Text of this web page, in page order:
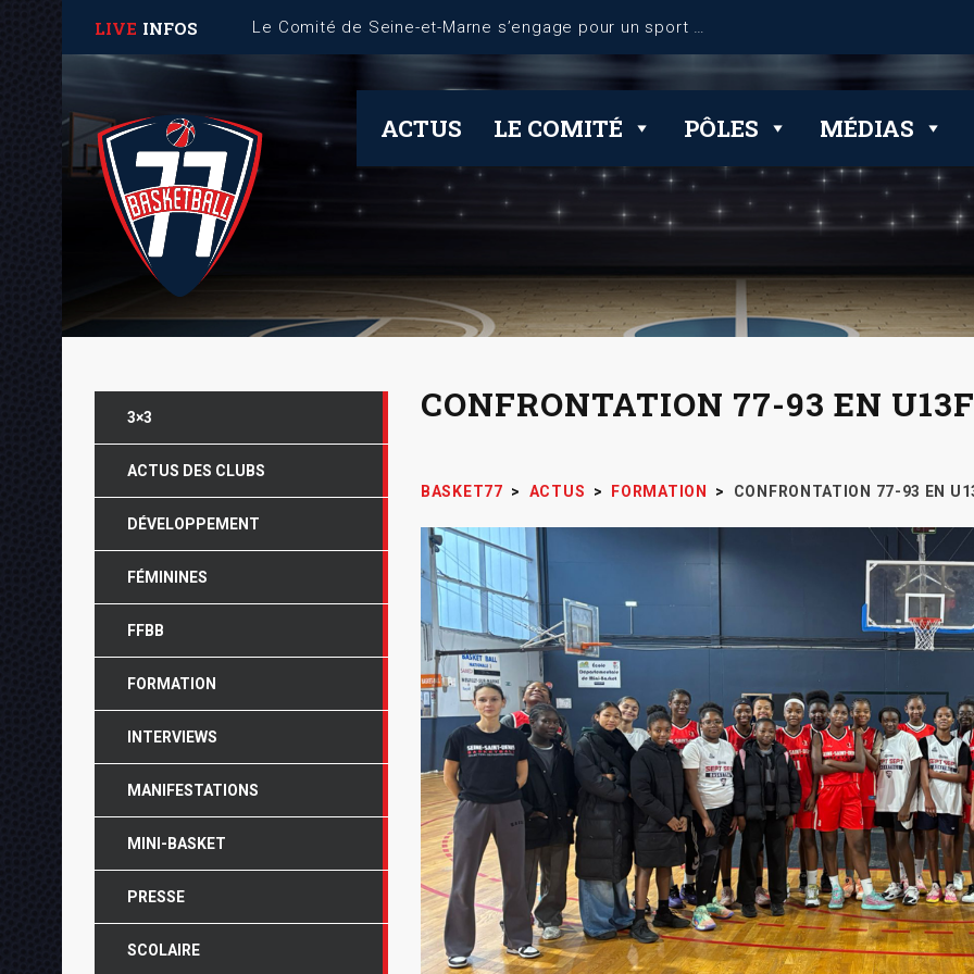
LIVE INFOS
ACTUS LE COMITÉ PÔLES MÉDIAS
CONFRONTATION 77-93 EN U13F
BASKET77 > ACTUS > FORMATION > CONFRONTATION 77-93 EN
3×3
ACTUS DES CLUBS
DÉVELOPPEMENT
FÉMININES
FFBB
FORMATION
INTERVIEWS
MANIFESTATIONS
MINI-BASKET
PRESSE
SCOLAIRE